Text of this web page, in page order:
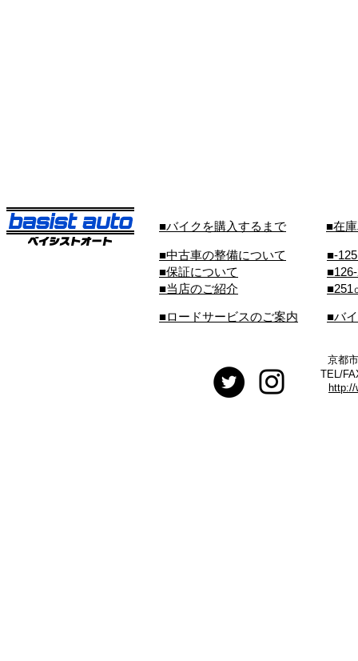
■バイクを購入するまで ■在
■中古車の整備について
■保証について
■当店のご紹介
■-
■251
■ロードサービスのご案内 ■バ
京都
TEL/